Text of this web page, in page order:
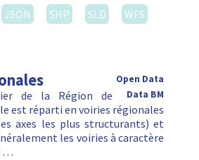
JSON SHP SLD
WFS
Open Data
Data BM
de la Région de
est réparti en voiries régionales
axes les plus structurants) et
les voiries à caractère
…